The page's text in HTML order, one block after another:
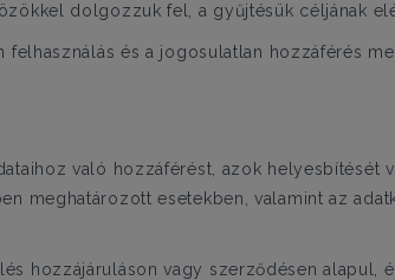
dolgozzuk fel, a gyűjtésük céljának
és a jogosulatlan hozzáférés
való hozzáférést, azok helyesbítését
meghatározott esetekben, valamint az
hozzájáruláson vagy szerződésen